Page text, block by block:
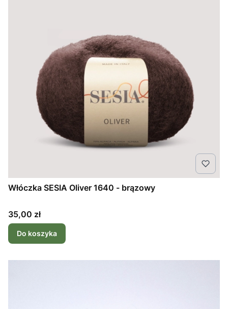
Włóczka SESIA Oliver 1640 - brązowy
Cena
35,00 zł
Do koszyka